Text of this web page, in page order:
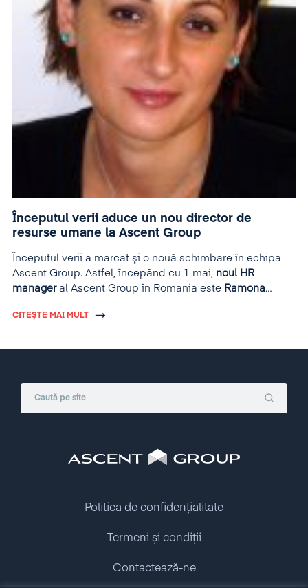
Începutul verii aduce un nou director de
resurse umane la Ascent Group
Începutul verii a marcat şi o nouă schimbare în echipa
Ascent Group. Astfel, începând cu 1 mai, noul HR
manageral Ascent Group în Romania este Ramona
CITEȘTE MAI MULT
Politica de confidențialitate
Termeni și condiții
Contactează-ne